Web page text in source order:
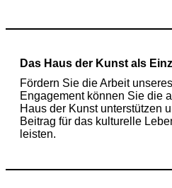
Das Haus der Kunst als
Fördern Sie die Arbeit
Engagement können Sie die
Haus der Kunst unterstützen
Beitrag für das kulturelle
leisten.